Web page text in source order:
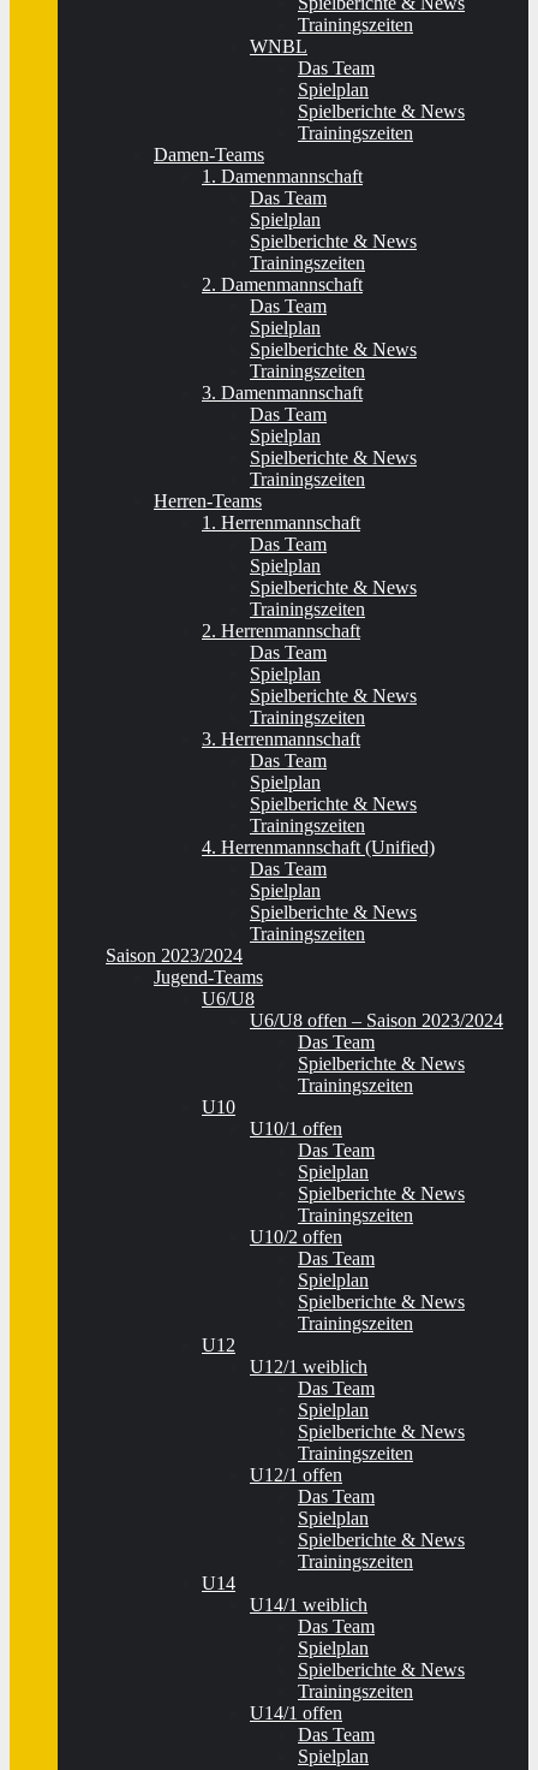
Trainingszeiten
WNBL
Das Team
Spielplan
Spielberichte & News
Trainingszeiten
Damen-Teams
1. Damenmannschaft
Das Team
Spielplan
Spielberichte & News
Trainingszeiten
2. Damenmannschaft
Das Team
Spielplan
Spielberichte & News
Trainingszeiten
3. Damenmannschaft
Das Team
Spielplan
Spielberichte & News
Trainingszeiten
Herren-Teams
1. Herrenmannschaft
Das Team
Spielplan
Spielberichte & News
Trainingszeiten
2. Herrenmannschaft
Das Team
Spielplan
Spielberichte & News
Trainingszeiten
3. Herrenmannschaft
Das Team
Spielplan
Spielberichte & News
Trainingszeiten
4. Herrenmannschaft (Unified)
Das Team
Spielplan
Spielberichte & News
Trainingszeiten
Saison 2023/2024
Jugend-Teams
U6/U8
U6/U8 offen – Saison 2023/2024
Das Team
Spielberichte & News
Trainingszeiten
U10
U10/1 offen
Das Team
Spielplan
Spielberichte & News
Trainingszeiten
U10/2 offen
Das Team
Spielplan
Spielberichte & News
Trainingszeiten
U12
U12/1 weiblich
Das Team
Spielplan
Spielberichte & News
Trainingszeiten
U12/1 offen
Das Team
Spielplan
Spielberichte & News
Trainingszeiten
U14
U14/1 weiblich
Das Team
Spielplan
Spielberichte & News
Trainingszeiten
U14/1 offen
Das Team
Spielplan